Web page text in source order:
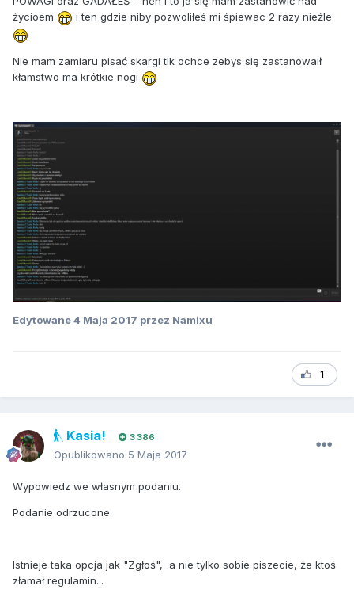
życioem
i ten gdzie niby pozwoliłeś mi śpiewac 2 razy nieźle
Nie mam zamiaru pisać skargi tlk ochce zebys się zastanowaił
kłamstwo ma krótkie nogi
Edytowane4 Maja 2017 przez Namixu
1
Kasia! 3 386
Opublikowano 5 Maja 2017
Wypowiedz we własnym podaniu.
Podanie odrzucone.
Istnieje taka opcja jak "Zgłoś", a nie tylko sobie piszecie, że ktoś
złamał regulamin...